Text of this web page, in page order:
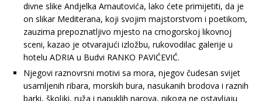
divne slike Andjelka Arnautovića, lako ćete primijetiti, da je
on slikar Mediterana, koji svojim majstorstvom i poetikom,
zauzima prepoznatljivo mjesto na crnogorskoj likovnoj
sceni, kazao je otvarajući izložbu, rukovodilac galerije u
hotelu ADRIA u Budvi RANKO PAVIĆEVIĆ.
Njegovi raznovrsni motivi sa mora, njegov čudesan svijet
usamljenih ribara, morskih bura, nasukanih brodova i raznih
barki, školjki, ruža i napuklih narova, nikoga ne ostavljaju